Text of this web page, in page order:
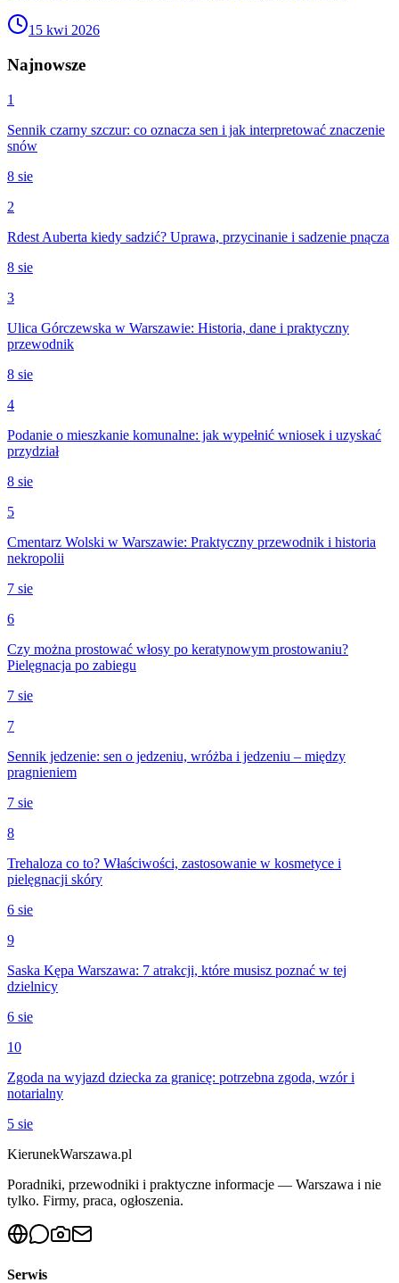
15 kwi 2026
Najnowsze
1
Sennik czarny szczur: co oznacza sen i jak interpretować znaczenie
snów
8 sie
2
Rdest Auberta kiedy sadzić? Uprawa, przycinanie i sadzenie pnącza
8 sie
3
Ulica Górczewska w Warszawie: Historia, dane i praktyczny
przewodnik
8 sie
4
Podanie o mieszkanie komunalne: jak wypełnić wniosek i uzyskać
przydział
8 sie
5
Cmentarz Wolski w Warszawie: Praktyczny przewodnik i historia
nekropolii
7 sie
6
Czy można prostować włosy po keratynowym prostowaniu?
Pielęgnacja po zabiegu
7 sie
7
Sennik jedzenie: sen o jedzeniu, wróżba i jedzeniu – między
pragnieniem
7 sie
8
Trehaloza co to? Właściwości, zastosowanie w kosmetyce i
pielęgnacji skóry
6 sie
9
Saska Kępa Warszawa: 7 atrakcji, które musisz poznać w tej
dzielnicy
6 sie
10
Zgoda na wyjazd dziecka za granicę: potrzebna zgoda, wzór i
notarialny
5 sie
KierunekWarszawa.pl
Poradniki, przewodniki i praktyczne informacje — Warszawa i nie
tylko. Firmy, praca, ogłoszenia.
Serwis